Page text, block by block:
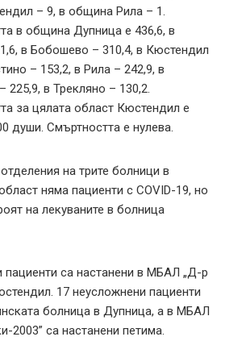
– 9, в община Рила – 1.
в община Дупница е 436,6, в
в Бобошево – 310,4, в Кюстендил
– 153,2, в Рила – 242,9, в
225,9, в Трекляно – 130,2.
за цялата област Кюстендил е
души. Смъртността е нулева.
на трите болници в
няма пациенти с COVID-19, но
на лекуваните в болница
пациенти са настанени в МБАЛ „Д-р
17 неусложнени пациенти
болница в Дупница, а в МБАЛ
2003” са настанени петима.